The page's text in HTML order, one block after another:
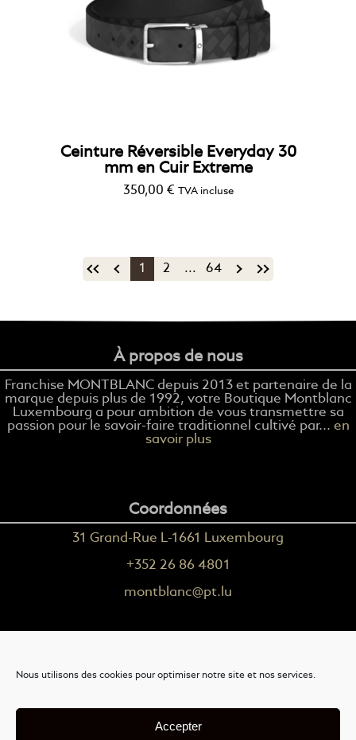
Nous utilisons des cookies pour optimiser notre site et nos services.
Accepter
Ceinture Réversible Everyday 30
mm en Cuir Extreme
350,00 € TVA incluse
1 2 ... 64
À propos de nous
Franchise MONTBLANC depuis 2013 et partenaire de la
marque depuis plus de 1992, votre Boutique Montblanc
Luxembourg a pour ambition de vous transmettre sa
passion pour le savoir-faire traditionnel cultivé par... en
savoir plus
Coordonnées
31 Grand-Rue L-1661 Luxembourg
+352 26 86 4801
montblanc@pt.lu